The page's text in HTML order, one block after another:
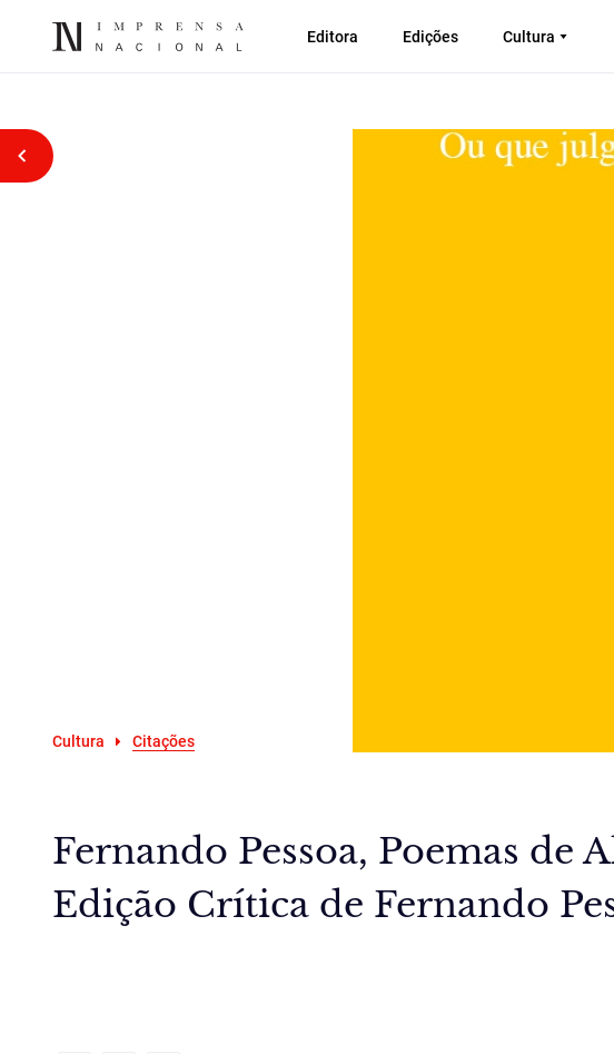
Editora Edições Cultura
Voltar atrás
Cultura Citações
Fernando Pessoa, Poemas de
Edição Crítica de Fernando